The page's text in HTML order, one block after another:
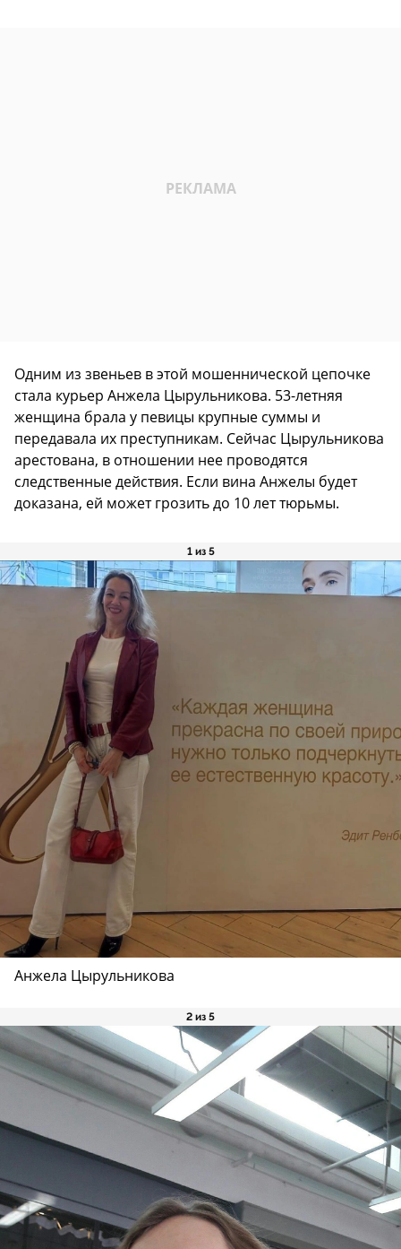
Одним из звеньев в этой мошеннической цепочке
стала курьер Анжела Цырульникова. 53-летняя
женщина брала у певицы крупные суммы и
передавала их преступникам. Сейчас Цырульникова
арестована, в отношении нее проводятся
следственные действия. Если вина Анжелы будет
доказана, ей может грозить до 10 лет тюрьмы.
1 из 5
Анжела Цырульникова
2 из 5